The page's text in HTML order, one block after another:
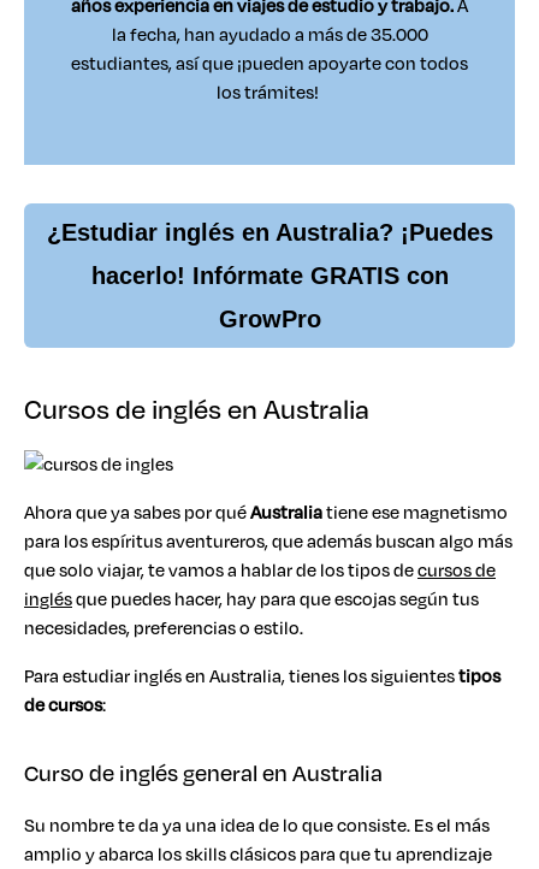
años experiencia en viajes de estudio y trabajo.A
la fecha, han ayudado a más de 35.000
estudiantes, así que ¡pueden apoyarte con todos
los trámites!
¿Estudiar inglés en Australia? ¡Puedes
hacerlo! Infórmate GRATIS con
GrowPro
Cursos de inglés en Australia
Ahora que ya sabes por quéAustraliatiene ese magnetismo
para los espíritus aventureros, que además buscan algo más
que solo viajar, te vamos a hablar de los tipos decursos de
inglésque puedes hacer, hay para que escojas según tus
necesidades, preferencias o estilo.
Para estudiar inglés en Australia, tienes los siguientestipos
de cursos:
Curso de inglés general en Australia
Su nombre te da ya una idea de lo que consiste. Es el más
amplio y abarca los skills clásicos para que tu aprendizaje